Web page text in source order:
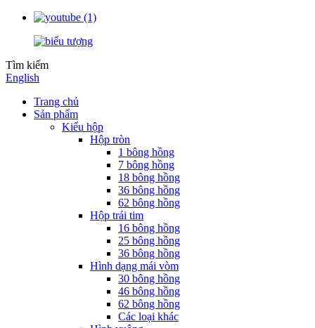
Tìm kiếm
English
Trang chủ
Sản phẩm
Kiểu hộp
Hộp tròn
1 bông hồng
7 bông hồng
18 bông hồng
36 bông hồng
62 bông hồng
Hộp trái tim
16 bông hồng
25 bông hồng
36 bông hồng
Hình dạng mái vòm
30 bông hồng
46 bông hồng
62 bông hồng
Các loại khác